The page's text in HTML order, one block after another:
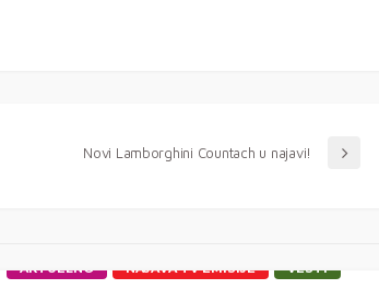
Novi Lamborghini Countach u najavi!
AKTUELNO NAJAVA TV EMISIJE VESTI